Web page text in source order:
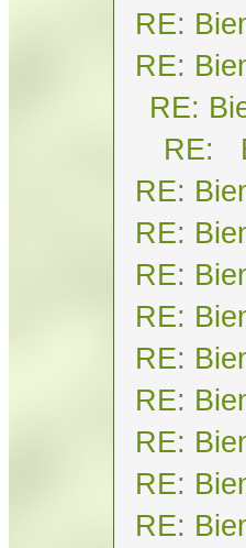
RE:
RE:
RE:
RE:
RE:
RE:
RE:
RE:
RE:
RE:
RE:
RE:
RE: